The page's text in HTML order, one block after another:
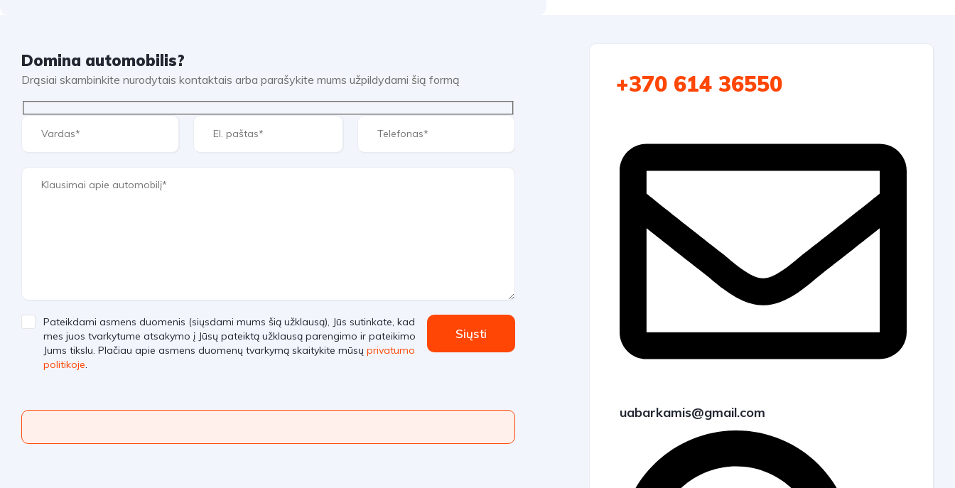
Domina automobilis?
Drąsiai skambinkite nurodytais kontaktais arba parašykite mums užpildydami šią formą
Pateikdami asmens duomenis (siųsdami mums šią užklausą), Jūs sutinkate, kad
mes juos tvarkytume atsakymo į Jūsų pateiktą užklausą parengimo ir pateikimo
Jums tikslu. Plačiau apie asmens duomenų tvarkymą skaitykite mūsų privatumo
politikoje.
Siųsti
+370 614 36550
uabarkamis@gmail.com